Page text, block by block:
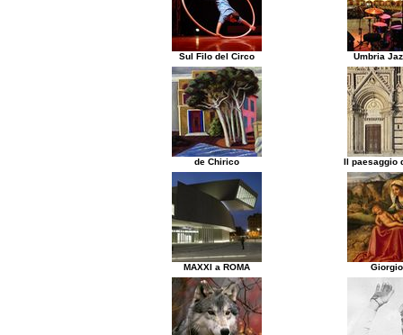
Sul Filo del Circo Umbria
de Chirico Il paesaggio
MAXXI a ROMA